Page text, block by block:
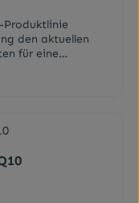
Produktlinie
eine
Portion Eiweiß
die